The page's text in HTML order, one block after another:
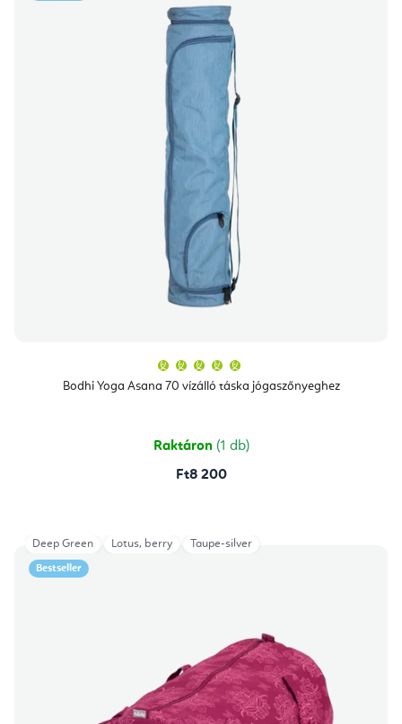
Bodhi Yoga Asana 70 vízálló táska jógaszőnyeghez
átlagos
értékelése
csillag.
Raktáron (1 db)
Ft8 200
Bestseller
Deep Green Lotus, berry Taupe-silver